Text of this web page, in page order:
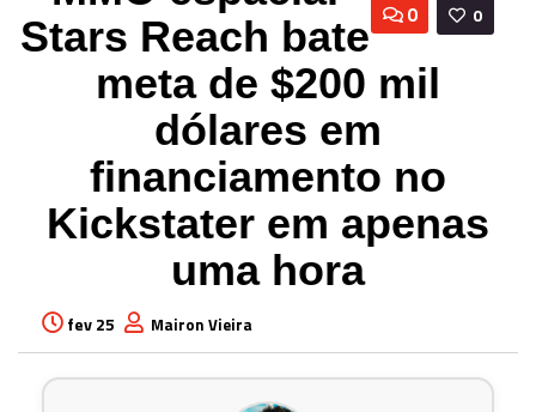
0
0
Stars Reach bate
meta de $200 mil
dólares em
financiamento no
Kickstater em apenas
uma hora
fev 25 Mairon Vieira